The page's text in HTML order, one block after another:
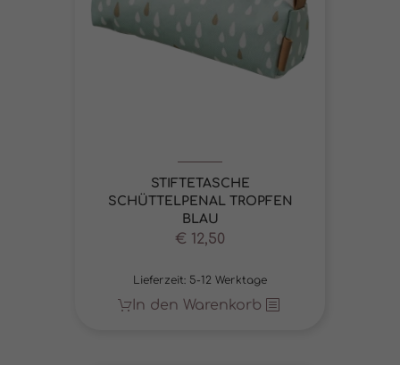
STIFTETASCHE
SCHÜTTELPENAL TROPFEN
BLAU
€ 12,50
Lieferzeit: 5-12 Werktage
In den Warenkorb